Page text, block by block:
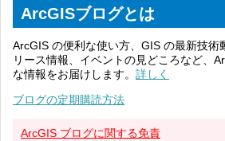
ArcGISブログとは
ArcGIS の便利な使い方、GIS の最新技術
リース情報、イベントの見どころなど、
な情報をお届けします。 詳しく
ブログの定期購読方法
ArcGIS ブログに関する免責